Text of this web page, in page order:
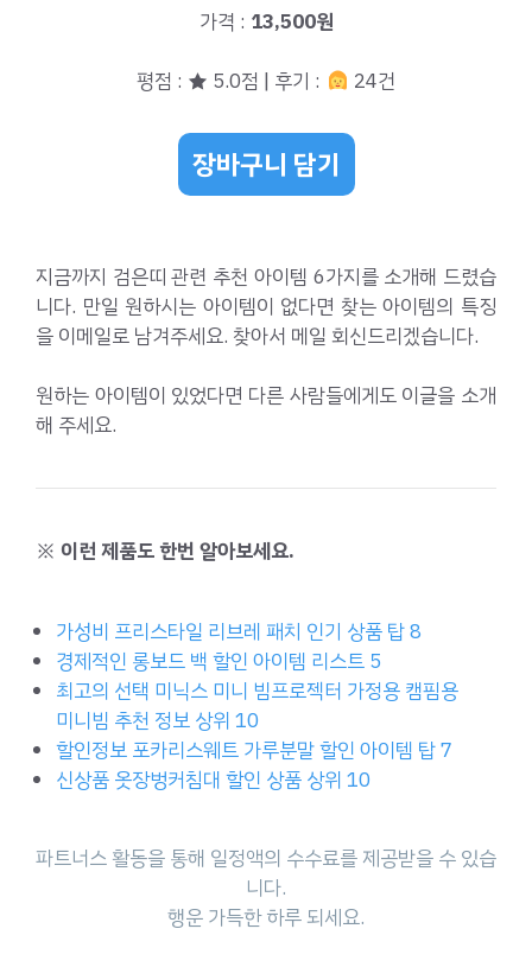
가격 : 13,500원
평점 : ★ 5.0점 | 후기 : 24건
장바구니 담기
지금까지 검은띠 관련 추천 아이템 6가지를 소개해 드렸습
니다. 만일 원하시는 아이템이 없다면 찾는 아이템의 특징
을 이메일로 남겨주세요. 찾아서 메일 회신드리겠습니다.
원하는 아이템이 있었다면 다른 사람들에게도 이글을 소개
해 주세요.
※ 이런 제품도 한번 알아보세요.
가성비 프리스타일 리브레 패치 인기 상품 탑 8
경제적인 롱보드 백 할인 아이템 리스트 5
최고의 선택 미닉스 미니 빔프로젝터 가정용 캠핌용
미니빔 추천 정보 상위 10
할인정보 포카리스웨트 가루분말 할인 아이템 탑 7
신상품 옷장벙커침대 할인 상품 상위 10
파트너스 활동을 통해 일정액의 수수료를 제공받을 수 있습
니다.
행운 가득한 하루 되세요.